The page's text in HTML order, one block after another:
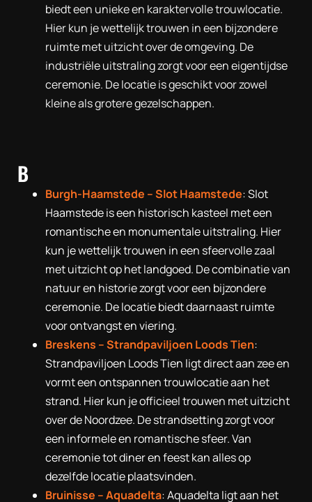
biedt een unieke en karaktervolle trouwlocatie.
Hier kun je wettelijk trouwen in een bijzondere
ruimte met uitzicht over de omgeving. De
industriële uitstraling zorgt voor een eigentijdse
ceremonie. De locatie is geschikt voor zowel
kleine als grotere gezelschappen.
B
Burgh-Haamstede –Slot Haamstede: Slot
Haamstede is een historisch kasteel met een
romantische en monumentale uitstraling. Hier
kun je wettelijk trouwen in een sfeervolle zaal
met uitzicht op het landgoed. De combinatie van
natuur en historie zorgt voor een bijzondere
ceremonie. De locatie biedt daarnaast ruimte
voor ontvangst en viering.
Breskens – Strandpaviljoen Loods Tien:
Strandpaviljoen Loods Tien ligt direct aan zee en
vormt een ontspannen trouwlocatie aan het
strand. Hier kun je officieel trouwen met uitzicht
over de Noordzee. De strandsetting zorgt voor
een informele en romantische sfeer. Van
ceremonie tot diner en feest kan alles op
dezelfde locatie plaatsvinden.
Bruinisse – Aquadelta: Aquadelta ligt aan het